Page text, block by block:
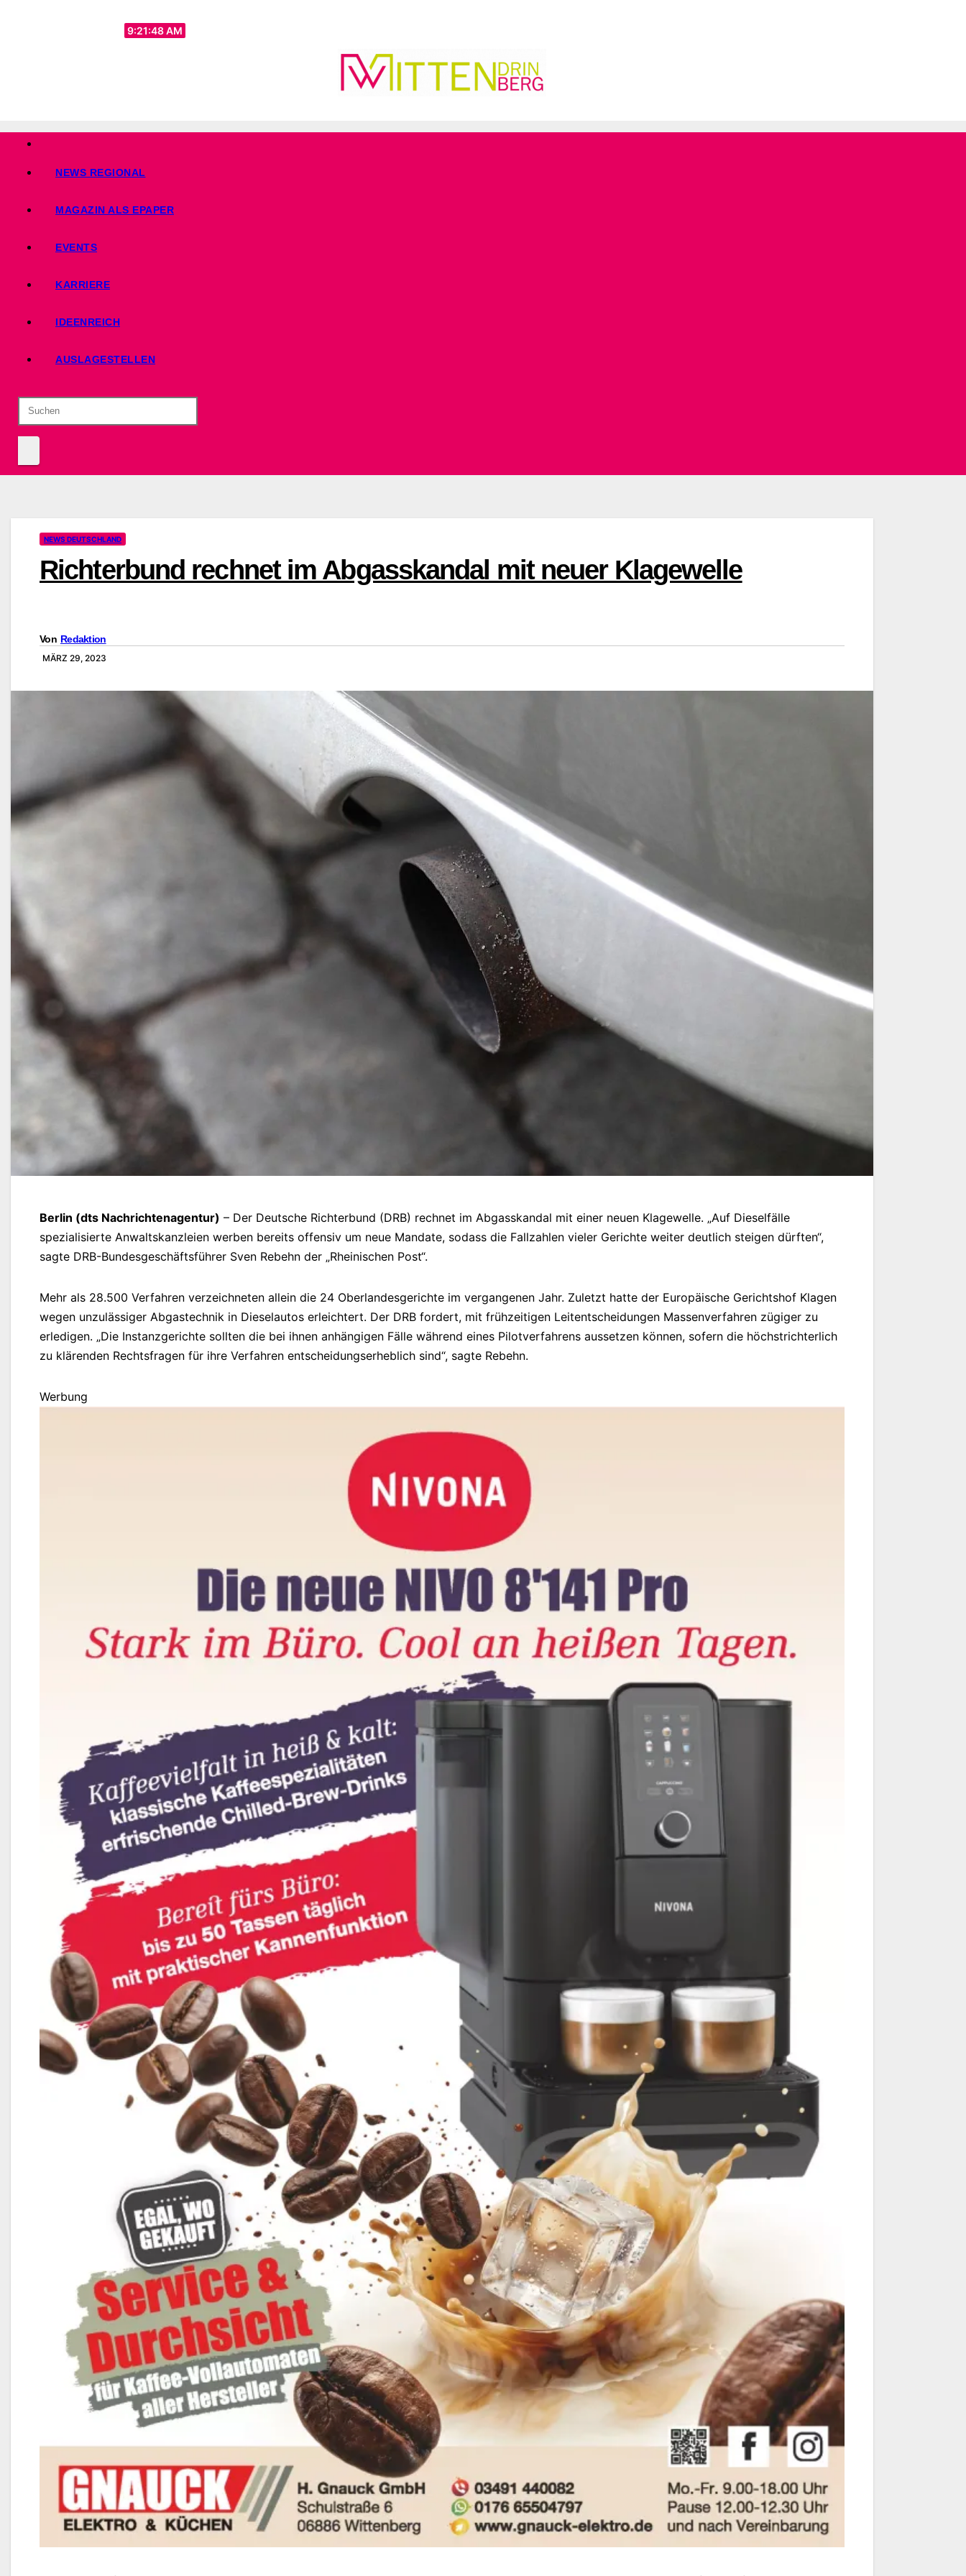
9:21:49 AM
NEWS REGIONAL
MAGAZIN ALS EPAPER
EVENTS
KARRIERE
IDEENREICH
AUSLAGESTELLEN
NEWS DEUTSCHLAND
Richterbund rechnet im Abgasskandal mit neuer Klagewelle
Von Redaktion
MÄRZ 29, 2023
Berlin (dts Nachrichtenagentur) – Der Deutsche Richterbund (DRB) rechnet im Abgasskandal mit einer neuen Klagewelle. „Auf Dieselfälle
spezialisierte Anwaltskanzleien werben bereits offensiv um neue Mandate, sodass die Fallzahlen vieler Gerichte weiter deutlich steigen dürften“,
sagte DRB-Bundesgeschäftsführer Sven Rebehn der „Rheinischen Post“.
Mehr als 28.500 Verfahren verzeichneten allein die 24 Oberlandesgerichte im vergangenen Jahr. Zuletzt hatte der Europäische Gerichtshof Klagen
wegen unzulässiger Abgastechnik in Dieselautos erleichtert. Der DRB fordert, mit frühzeitigen Leitentscheidungen Massenverfahren zügiger zu
erledigen. „Die Instanzgerichte sollten die bei ihnen anhängigen Fälle während eines Pilotverfahrens aussetzen können, sofern die höchstrichterlich
zu klärenden Rechtsfragen für ihre Verfahren entscheidungserheblich sind“, sagte Rebehn.
Werbung